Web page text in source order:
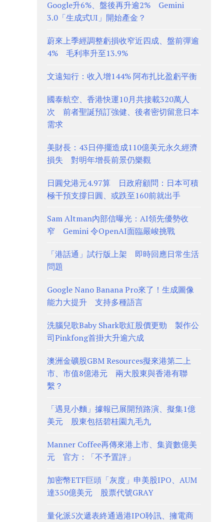
Google升6%、盤後再升逾2% Gemini
3.0「生成式UI」開始產金？
蔚來上季經調整虧損收窄近四成、盤前彈逾
4% 毛利率升至13.9%
文遠知行：收入增144% 阿布扎比盈虧平衡
國泰航空、香港快運10月共接載320萬人
次 前者聖誕預訂強健、後者密切留意日本
需求
美財長：43日停擺造成110億美元永久經濟
損失 對明年增長前景仍樂觀
日圓兌港元4.97算 日政府顧問：日本可積
極干預支撐日圓、或跌至160前就出手
Sam Altman內部信曝光：AI領先優勢收
窄 Gemini 令OpenAI面臨嚴峻挑戰
「港話通」試行版上架 即時回應日常生活
問題
Google Nano Banana Pro來了！生成圖像
能力大提升 支持多種語言
洗腦兒歌Baby Shark歌紅股價更勁 製作公
司Pinkfong首掛大升逾六成
澳洲金礦股GBM Resources擬來港第二上
市、市值8億港元 兩大股東與香港有聯
繫？
「遇見小麵」據報已展開預路演、擬集1億
美元 股東包括碧桂園九毛九
Manner Coffee再傳來港上市、集資數億美
元 官方：「不予置評」
加密幣ETF巨頭「灰度」申美股IPO、AUM
達350億美元 股票代號GRAY
量化派5次遞表終通過港IPO聆訊、擁電商